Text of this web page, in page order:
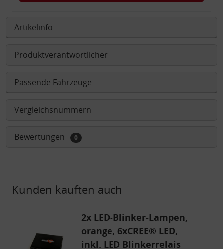
Artikelinfo
Produktverantwortlicher
Passende Fahrzeuge
Vergleichsnummern
Bewertungen 0
Kunden kauften auch
2x LED-Blinker-Lampen,
orange, 6xCREE® LED,
inkl. LED Blinkerrelais